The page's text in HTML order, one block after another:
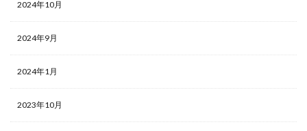
2024年10月
2024年9月
2024年1月
2023年10月